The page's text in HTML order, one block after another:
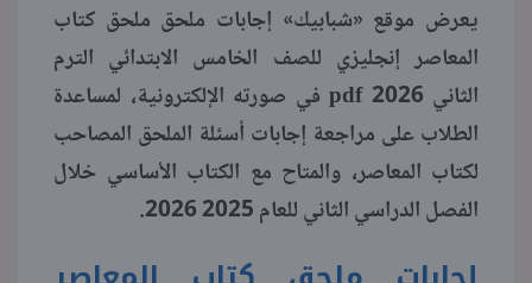
بوابة الطلبة
ملفات
منوعات
يعرض موقع «شبابيك» إجابات ملحق ملحق كتاب
المعاصر إنجليزي للصف الخامس الابتدائي الترم
الثاني pdf 2026 في صورته الإلكترونية، لمساعدة
الطلاب على مراجعة إجابات أسئلة الملحق المصاحب
لكتاب المعاصر، والمتاح مع الكتاب الأساسي خلال
الفصل الدراسي الثاني للعام 2025 2026.